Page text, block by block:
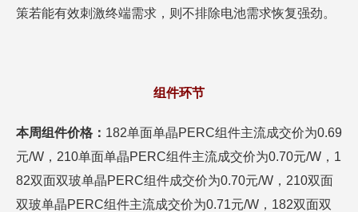
策若能有效刺激终端需求，则不排除电池需求恢复强劲。
组件环节
本周组件价格： 182单面单晶PERC组件主流成交价为0.69
元/W，210单面单晶PERC组件主流成交价为0.70元/W，1
82双面双玻单晶PERC组件成交价为0.70元/W，210双面
双玻单晶PERC组件主流成交价为0.71元/W，182双面双